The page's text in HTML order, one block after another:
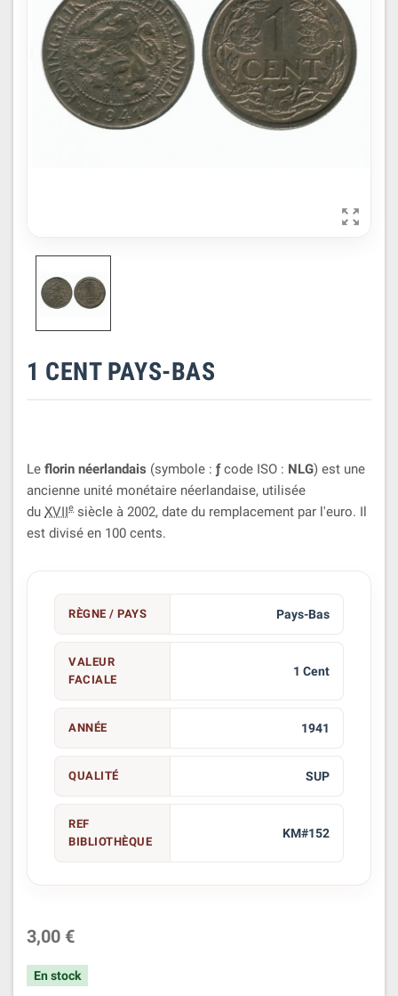

1 CENT PAYS-BAS
Le florin néerlandais (symbole : ƒcode ISO : NLG) est une
ancienne unité monétaire néerlandaise, utilisée
du XVIIe siècle à 2002, date du remplacement par l'euro. Il
est divisé en 100 cents.
RÈGNE / PAYS Pays-Bas
VALEUR
FACIALE
1 Cent
ANNÉE 1941
QUALITÉ SUP
REF
BIBLIOTHÈQUE
KM#152
3,00 €
En stock